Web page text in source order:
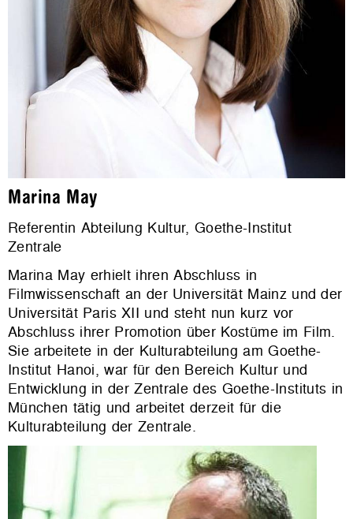
Marina May
Referentin Abteilung Kultur, Goethe-Institut
Zentrale
Marina May erhielt ihren Abschluss in
Filmwissenschaft an der Universität Mainz und der
Universität Paris XII und steht nun kurz vor
Abschluss ihrer Promotion über Kostüme im Film.
Sie arbeitete in der Kulturabteilung am Goethe-
Institut Hanoi, war für den Bereich Kultur und
Entwicklung in der Zentrale des Goethe-Instituts in
München tätig und arbeitet derzeit für die
Kulturabteilung der Zentrale.